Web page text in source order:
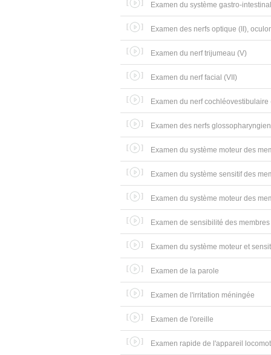
Examen du système gastro-intestinal
Examen des nerfs optique (II),
Examen du nerf trijumeau (V)
Examen du nerf facial (VII)
Examen du nerf cochléovestibulaire
Examen des nerfs
Examen du système moteur des
Examen du système sensitif des
Examen du système moteur des
Examen de sensibilité des
Examen du système moteur et
Examen de la parole
Examen de l'irritation méningée
Examen de l'oreille
Examen rapide de l'appareil